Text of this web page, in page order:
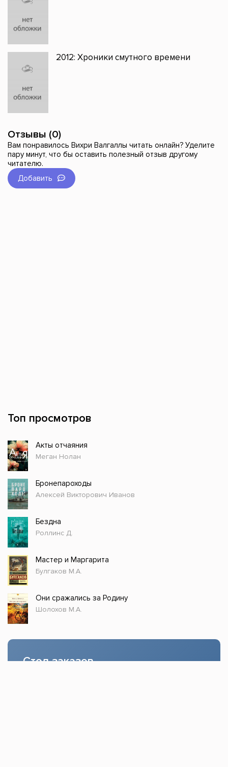
2012: Хроники смутного времени
Отзывы (0)
Вам понравилось Вихри Валгаллы читать онлайн? Уделите
пару минут, что бы оставить полезный отзыв другому
читателю.
Добавить
Топ просмотров
Акты отчаяния
Меган Нолан
Бронепароходы
Алексей Викторович Иванов
Бездна
Роллинс Д.
Мастер и Маргарита
Булгаков М.А.
Они сражались за Родину
Шолохов М.А.
Стол заказов